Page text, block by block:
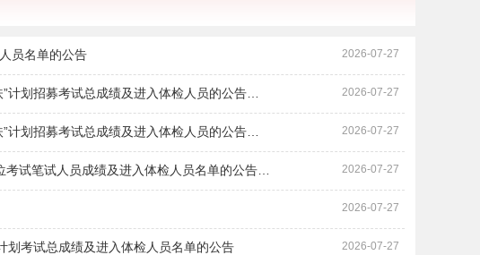
员名单的公告 2026-07-27
计划招募考试总成绩及进入体检人员的公告… 2026-07-27
计划招募考试总成绩及进入体检人员的公告… 2026-07-27
试笔试人员成绩及进入体检人员名单的公告… 2026-07-27
2026-07-27
划考试总成绩及进入体检人员名单的公告 2026-07-27